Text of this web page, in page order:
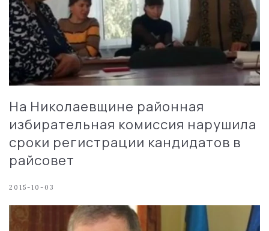
На Николаевщине районная
избирательная комиссия нарушила
сроки регистрации кандидатов в
райсовет
2015-10-03